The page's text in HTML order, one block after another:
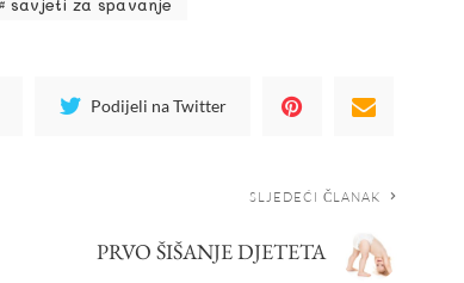
savjeti za spavanje
Podijeli na Twitter
SLJEDEĆI ČLANAK
PRVO ŠIŠANJE DJETETA